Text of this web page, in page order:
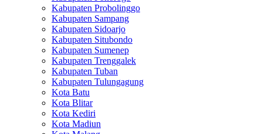
Kabupaten Probolinggo
Kabupaten Sampang
Kabupaten Sidoarjo
Kabupaten Situbondo
Kabupaten Sumenep
Kabupaten Trenggalek
Kabupaten Tuban
Kabupaten Tulungagung
Kota Batu
Kota Blitar
Kota Kediri
Kota Madiun